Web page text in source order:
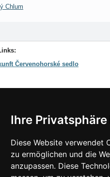
Ihre
Diese Website verwendet
zu ermöglichen und die
anzupassen. Diese
Chlum
Červenohorské sedlo